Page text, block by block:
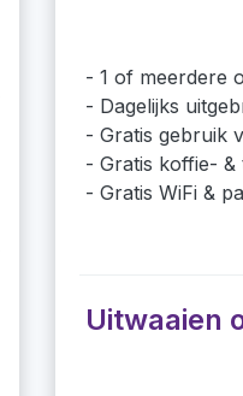
1 of meerdere
Dagelijks
Gratis gebruik
Gratis koffie- &
Gratis WiFi &
Uitwaaien